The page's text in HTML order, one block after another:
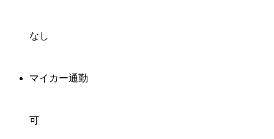
なし
マイカー通勤
可